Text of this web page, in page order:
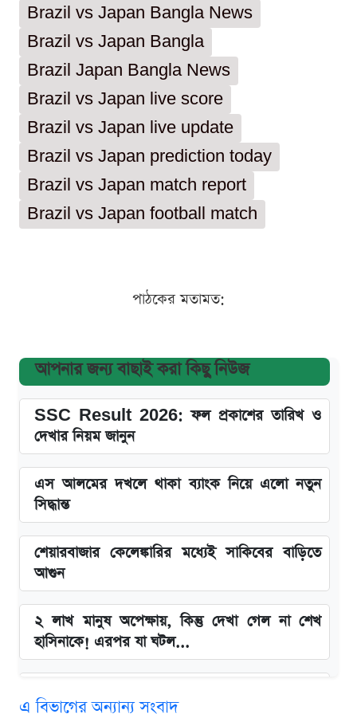
Brazil vs Japan Bangla News
Brazil vs Japan Bangla
Brazil Japan Bangla News
Brazil vs Japan live score
Brazil vs Japan live update
Brazil vs Japan prediction today
Brazil vs Japan match report
Brazil vs Japan football match
পাঠকের মতামত:
আপনার জন্য বাছাই করা কিছু নিউজ
SSC Result 2026: ফল প্রকাশের তারিখ ও
দেখার নিয়ম জানুন
এস আলমের দখলে থাকা ব্যাংক নিয়ে এলো নতুন
সিদ্ধান্ত
শেয়ারবাজার কেলেঙ্কারির মধ্যেই সাকিবের বাড়িতে
আগুন
২ লাখ মানুষ অপেক্ষায়, কিন্তু দেখা গেল না শেখ
হাসিনাকে! এরপর যা ঘটল...
এ বিভাগের অন্যান্য সংবাদ